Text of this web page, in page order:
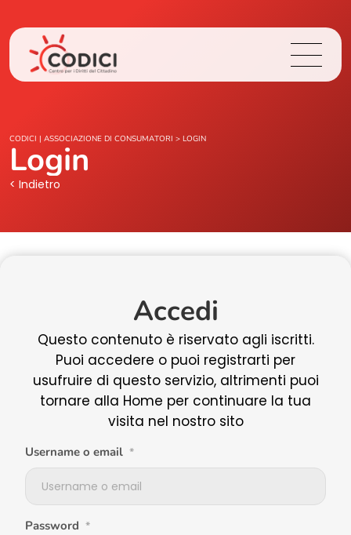
Chi Siamo
Cosa Facciamo
Login
CODICI | ASSOCIAZIONE DI CONSUMATORI > LOGIN
Login
< Indietro
Accedi
Questo contenuto è riservato agli iscritti.
Puoi accedere o puoi registrarti per
usufruire di questo servizio, altrimenti puoi
tornare alla Home per continuare la tua
visita nel nostro sito
Username o email *
Password *